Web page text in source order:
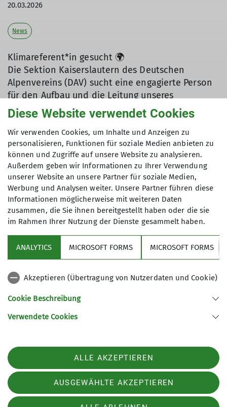
20.03.2026
News
Klimareferent*in gesucht 🌍
Die Sektion Kaiserslautern des Deutschen
Alpenvereins (DAV) sucht eine engagierte Person
für den Aufbau und die Leitung unseres
Klimareferats.
Der DAV hat sich zum Ziel gesetzt, bis 2030
klimaneutral zu werden. Auch unsere Sektion
möchte dazu aktiv beitragen – mit einer
transparenten CO₂-Bilanz und konkreten
Maßnahmen zur Emissionsvermeidung und -
reduktion.
Deine Aufgaben
Erstellung der CO₂-Bilanz unserer Sektion
Entwicklung und Umsetzung von
Klimaschutzmaßnahmen
Weiterentwicklung nachhaltiger Prozesse in
Geschäftsstelle, Kletterhalle, Hütte sowie im Kurs-
und Tourenbereich
Rahmenbedingungen
möglich
Ehrenamtlich mit Aufwandsentschädigung
Bei größerem Umfang ist eine Vergütung möglich
Diese Website verwendet Cookies
Wir verwenden Cookies, um Inhalte und Anzeigen zu
personalisieren, Funktionen für soziale Medien anbieten zu
können und Zugriffe auf unsere Website zu analysieren.
Außerdem geben wir Informationen zu Ihrer Verwendung
unserer Website an unsere Partner für soziale Medien,
Werbung und Analysen weiter. Unsere Partner führen diese
Informationen möglicherweise mit weiteren Daten
zusammen, die Sie ihnen bereitgestellt haben oder die sie
im Rahmen Ihrer Nutzung der Dienste gesammelt haben.
ANALYTICS MICROSOFT FORMS MICROSOFT FORMS
Akzeptieren (Übertragung von Nutzerdaten und Cookie)
Cookie Beschreibung
Verwendete Cookies
ALLE AKZEPTIEREN
AUSGEWÄHLTE AKZEPTIEREN